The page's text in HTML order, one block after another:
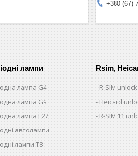
+380 (67)
лампи
лампа G4
лампа G9
лампа E27
автолампи
лампи T8
Rsim,
R-SIM unlock
Heicard
R-SIM 11